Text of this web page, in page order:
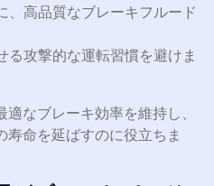
、高品質なブレーキフルード
る攻撃的な運転習慣を避けま
なブレーキ効率を維持し、
命を延ばすのに役立ちま